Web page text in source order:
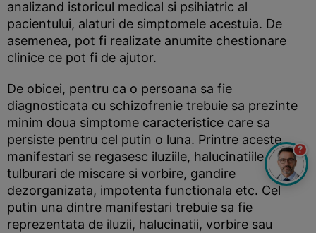
analizand istoricul medical si psihiatric al
pacientului, alaturi de simptomele acestuia. De
asemenea, pot fi realizate anumite chestionare
clinice ce pot fi de ajutor.
De obicei, pentru ca o persoana sa fie
diagnosticata cu schizofrenie trebuie sa prezinte
minim doua simptome caracteristice care sa
persiste pentru cel putin o luna. Printre aceste
manifestari se regasesc iluziile, halucinatiile,
tulburari de miscare si vorbire, gandire
dezorganizata, impotenta functionala etc. Cel
putin una dintre manifestari trebuie sa fie
reprezentata de iluzii, halucinatii, vorbire sau
?